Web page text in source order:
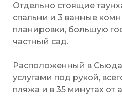
Отдельно стоящие
спальни и 3 ванные
планировки, большую
частный сад.
Расположенный в
услугами под рукой,
пляжа и в 35 минутах от